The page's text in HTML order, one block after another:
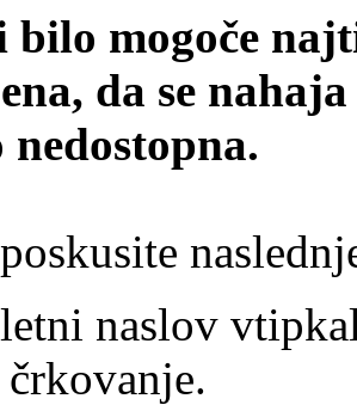
bilo mogoče
da se
naslov